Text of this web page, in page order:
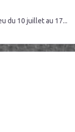
du 10 juillet au 17...